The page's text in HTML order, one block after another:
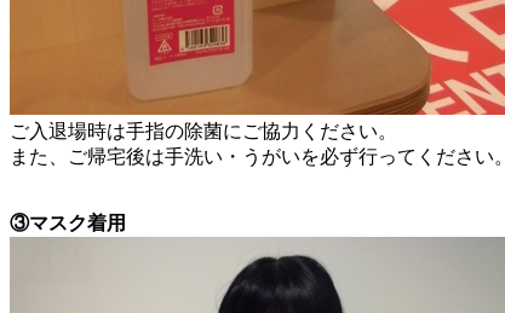
ご入退場時は手指の除菌にご協力ください。
また、ご帰宅後は手洗い・うがいを必ず行ってください。
③マスク着用